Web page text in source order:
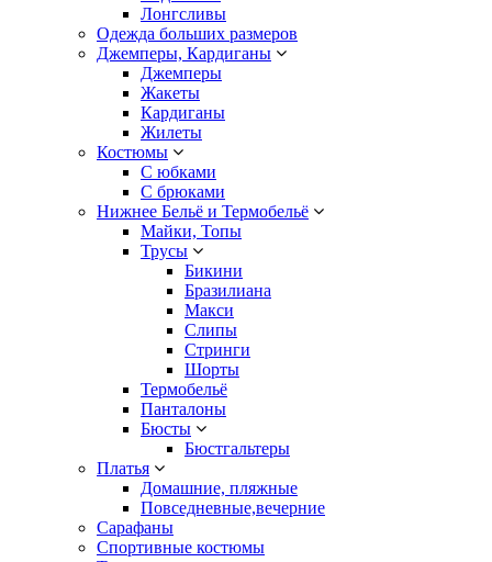
Лонгсливы
Одежда больших размеров
Джемперы, Кардиганы
Джемперы
Жакеты
Кардиганы
Жилеты
Костюмы
С юбками
С брюками
Нижнее Бельё и Термобельё
Майки, Топы
Трусы
Бикини
Бразилиана
Макси
Слипы
Стринги
Шорты
Термобельё
Панталоны
Бюсты
Бюстгальтеры
Платья
Домашние, пляжные
Повседневные,вечерние
Сарафаны
Спортивные костюмы